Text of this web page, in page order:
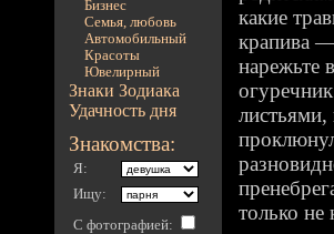
Бизнес
Семья, любовь
Автомобильный
Красоты
Ювелирный
Знаки Зодиака
Удачность дня
Знакомства:
Я:
Ищу:
С фотографией:
какие
крапива
нарежьте
только